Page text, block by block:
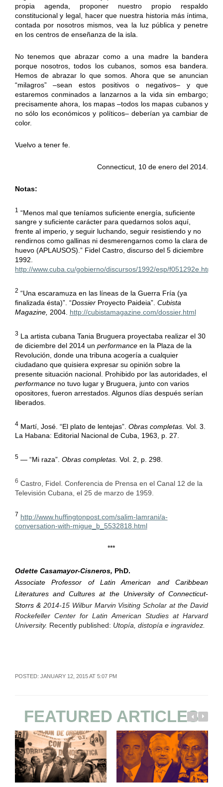
propia agenda, proponer nuestro propio respaldo
constitucional y legal, hacer que nuestra historia más íntima,
contada por nosotros mismos, vea la luz pública y penetre
en los centros de enseñanza de la isla.
No tenemos que abrazar como a una madre la bandera
porque nosotros, todos los cubanos, somos esa bandera.
Hemos de abrazar lo que somos. Ahora que se anuncian
“milagros” –sean estos positivos o negativos– y que
estaremos conminados a lanzarnos a la vida sin embargo;
precisamente ahora, los mapas –todos los mapas cubanos y
no sólo los económicos y políticos– deberían ya cambiar de
color.
Vuelvo a tener fe.
Connecticut, 10 de enero del 2014.
Notas:
1 “Menos mal que teníamos suficiente energía, suficiente
sangre y suficiente carácter para quedarnos solos aquí,
frente al imperio, y seguir luchando, seguir resistiendo y no
rendirnos como gallinas ni desmerengarnos como la clara de
huevo (APLAUSOS).” Fidel Castro, discurso del 5 diciembre
1992.
http://www.cuba.cu/gobierno/discursos/1992/esp/f051292e.html
2 “Una escaramuza en las líneas de la Guerra Fría (ya
finalizada ésta)”. “DossierProyecto Paideia”. Cubista
Magazine, 2004. http://cubistamagazine.com/dossier.html
3La artista cubana Tania Bruguera proyectaba realizar el 30
de diciembre del 2014 un performanceen la Plaza de la
Revolución, donde una tribuna acogería a cualquier
ciudadano que quisiera expresar su opinión sobre la
presente situación nacional. Prohibido por las autoridades, el
performanceno tuvo lugar y Bruguera, junto con varios
opositores, fueron arrestados. Algunos días después serían
liberados.
4Martí, José. “El plato de lentejas”. Obras completas. Vol. 3.
La Habana: Editorial Nacional de Cuba, 1963, p. 27.
5— “Mi raza”. Obras completas. Vol. 2, p. 298.
6 Castro, Fidel. Conferencia de Prensa en el Canal 12 de la
Televisión Cubana, el 25 de marzo de 1959.
7 http://www.huffingtonpost.com/salim-lamrani/a-
conversation-with-migue_b_5532818.html
***
Odette Casamayor-Cisneros, PhD.
Associate Professor of Latin American and Caribbean
Literatures and Cultures at the University of Connecticut-
Storrs & 2014-15 Wilbur Marvin Visiting Scholar at the David
Rockefeller Center for Latin American Studies at Harvard
University. Recently published: Utopía, distopía e ingravidez.
POSTED: JANUARY 12, 2015 AT 5:07 PM
FEATURED ARTICLES